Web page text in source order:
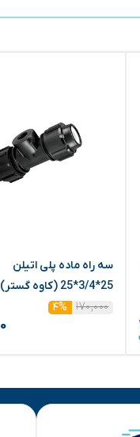
سه راه ماده پلی اتیلن
25*3/4*25 (کاوه گستر)
۱۷۰,۰۰۰
۴%